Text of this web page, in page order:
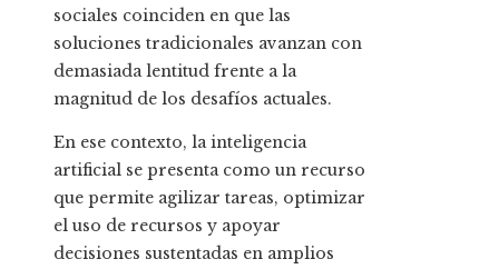
sociales coinciden en que las
soluciones tradicionales avanzan con
demasiada lentitud frente a la
magnitud de los desafíos actuales.
En ese contexto, la inteligencia
artificial se presenta como un recurso
que permite agilizar tareas, optimizar
el uso de recursos y apoyar
decisiones sustentadas en amplios